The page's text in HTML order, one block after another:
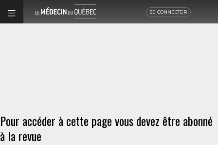
SE CONNECTER
Pour accéder à cette page vous devez être abonné
à la revue